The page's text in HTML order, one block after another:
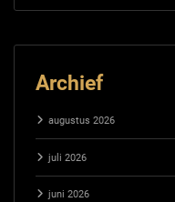
Archief
augustus 2026
juli 2026
juni 2026